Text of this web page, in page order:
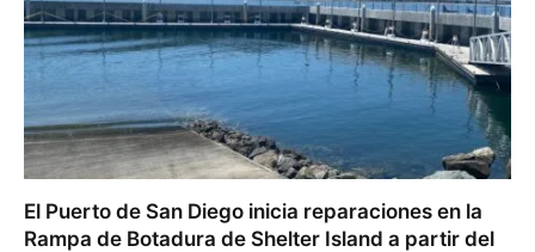
El Puerto de San Diego inicia reparaciones en la
Rampa de Botadura de Shelter Island a partir del